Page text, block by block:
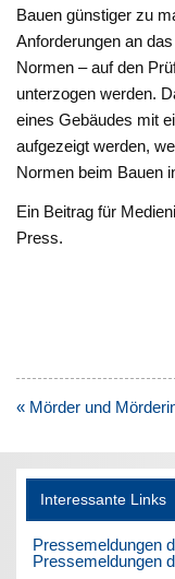
Bauen günstiger zu
Anforderungen an
Normen – auf den
unterzogen werden.
eines Gebäudes mit
aufgezeigt werden,
Normen beim Bauen
Ein Beitrag für
Press.
Beitragsnavigation
« Mörder und
Interessante Links
Pressemeldungen
Pressemeldungen